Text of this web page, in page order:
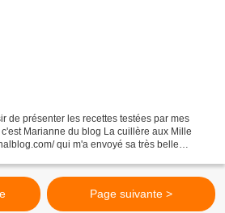
de présenter les recettes testées par mes
Marianne du blog La cuillère aux Mille
qui m'a envoyé sa très belle
Page suivante >